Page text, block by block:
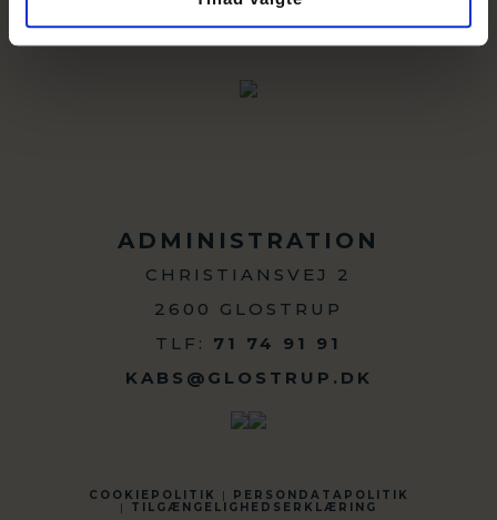
ADMINISTRATION
CHRISTIANSVEJ 2
2600 GLOSTRUP
TLF: 71 74 91 91
KABS@GLOSTRUP.DK
COOKIEPOLITIK |
PERSONDATAPOLITIK
| TILGÆNGELIGHEDSERKLÆRING